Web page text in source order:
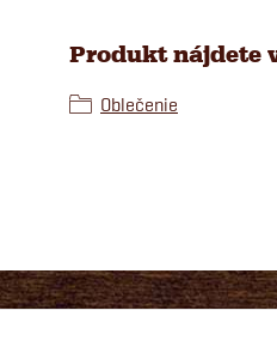
Produkt nájdete
Oblečenie